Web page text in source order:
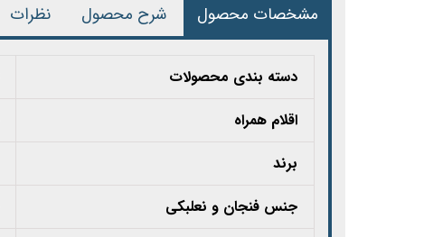
مشخصات محصول شرح محصول نظرات
دسته بندی محصولات
اقلام همراه
برند
جنس فنجان و نعلبکی